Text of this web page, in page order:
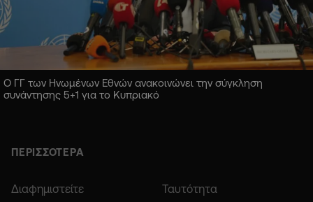
Ο ΓΓ των Ηνωμένων Εθνών ανακοινώνει την σύγκληση
συνάντησης 5+1 για το Κυπριακό
ΠΕΡΙΣΣΟΤΕΡΑ
Διαφημιστείτε Ταυτότητα